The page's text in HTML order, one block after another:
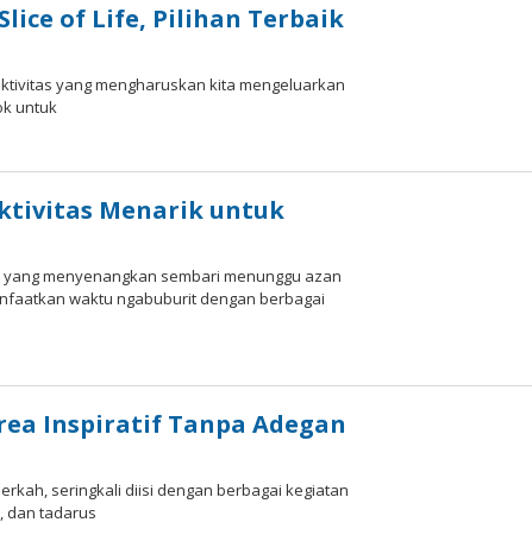
of Life, Pilihan Terbaik
yang mengharuskan kita mengeluarkan
untuk
Menarik untuk
menyenangkan sembari menunggu azan
waktu ngabuburit dengan berbagai
Inspiratif Tanpa Adegan
seringkali diisi dengan berbagai kegiatan
dan tadarus